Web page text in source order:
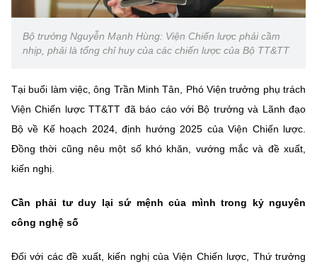
Chọn ngôn ngữ
Vietnamese English
BỘ KHOA HỌC VÀ CÔNG NGHỆ
Điều khoản sử dụng Theo dõi MST: Góp ý
Chịu trách nhiệm nội dung: Nguyễn Thị Hải Hằng
Giám đốc Trung tâm Truyền thông Khoa học và Công nghệ.
Địa chỉ: Ban Biên tập Cổng TTĐT - 18 Nguyễn Du, TP. Hà Nội
Bộ trưởng Nguyễn Mạnh Hùng: Viện Chiến lược phải cầm
nhịp, phải là tổng chỉ huy của các chiến lược của Bộ TT&TT
Tại buổi làm việc, ông Trần Minh Tân, Phó Viện trưởng phụ trách
Viện Chiến lược TT&TT đã báo cáo với Bộ trưởng và Lãnh đạo
Bộ về Kế hoạch 2024, định hướng 2025 của Viện Chiến lược.
Đồng thời cũng nêu một số khó khăn, vướng mắc và đề xuất,
kiến nghị.
Cần phải tư duy lại sứ mệnh của mình trong kỷ nguyên
công nghệ số
Đối với các đề xuất, kiến nghị của Viện Chiến lược, Thứ trưởng